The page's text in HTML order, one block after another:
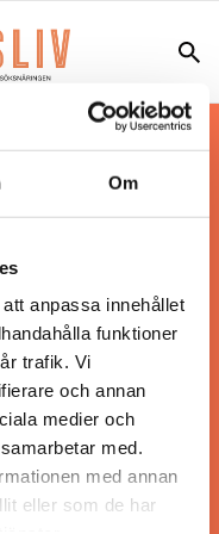
Om
anpassa innehållet
funktioner
trafik. Vi
och annan
medier och
med.
med annan
eller som de har
uppdaterade
ett affärsmagasin
Visita